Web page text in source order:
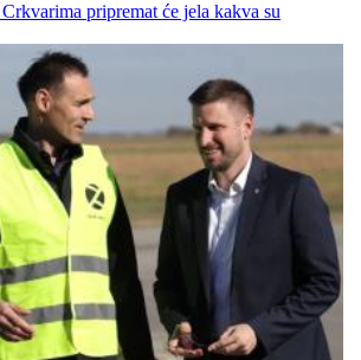
pripremat će jela kakva su